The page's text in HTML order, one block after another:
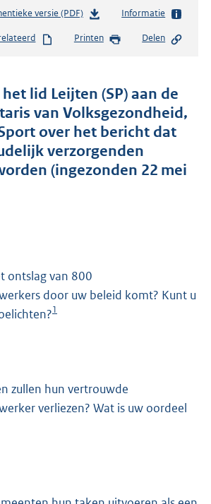
versie (PDF)b
s
d
s
g
r
o
K
b
Informatie
Printen Delen
lid Leijten (SP) aan de
van Volksgezondheid,
over het bericht dat
verzorgenden
(ingezonden 22 mei
ontslag van 800
door uw beleid komt? Kunt u
1
zullen hun vertrouwde
verliezen? Wat is uw oordeel